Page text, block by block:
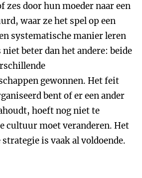
zes door hun moeder naar een
waar ze het spel op een
systematische manier leren
niet beter dan het andere: beide
gewonnen. Het feit
bent of er een ander
hoeft nog niet te
cultuur moet veranderen. Het
strategie is vaak al voldoende.